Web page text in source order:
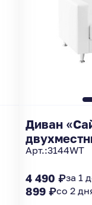
Диван
Арт.:3144WT
4 490 ₽за 1
899 ₽со 2